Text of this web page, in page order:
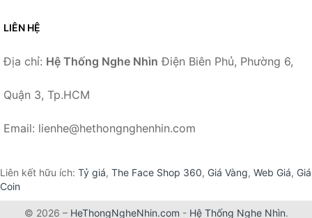
LIÊN HỆ
Địa chỉ: Hệ Thống Nghe Nhìn Điện Biên Phủ, Phường 6,
Quận 3, Tp.HCM
Email: lienhe@hethongnghenhin.com
Liên kết hữu ích: Tỷ giá, The Face Shop 360, Giá Vàng, Web Giá, Giá
Coin
© 2026 – HeThongNgheNhin.com - Hệ Thống Nghe Nhìn.